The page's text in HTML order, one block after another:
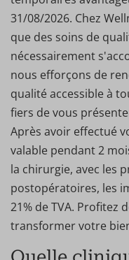
31/08/2026. Chez
que des soins de
nécessairement
nous efforçons de
qualité accessible à
fiers de vous
Après avoir effectué
valable pendant 2
la chirurgie, avec les
postopératoires, les
21% de TVA. Profitez
transformer votre